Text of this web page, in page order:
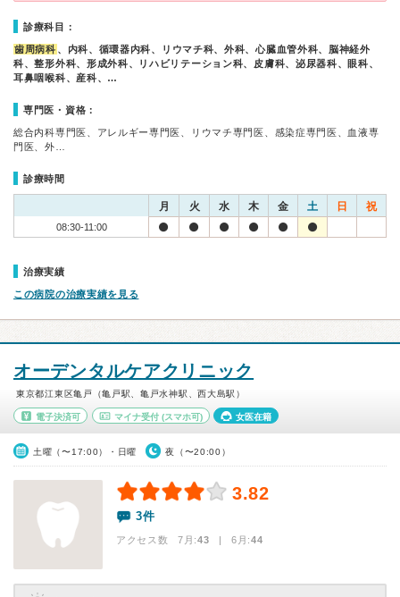
診療科目：
歯周病科 、内科、循環器内科、リウマチ科、外科、心臓血管外科、脳神経外
科、整形外科、形成外科、リハビリテーション科、皮膚科、泌尿器科、眼科、
耳鼻咽喉科、産科、…
専門医・資格：
総合内科専門医、アレルギー専門医、リウマチ専門医、感染症専門医、血液専
門医、外…
診療時間
月 火 水 木 金 土 日 祝
08:30-11:00
治療実績
この病院の治療実績を見る
オーデンタルケアクリニック
東京都江東区亀戸（亀戸駅、亀戸水神駅、西大島駅）
電子決済可 マイナ受付(スマホ可) 女医在籍
土曜（〜17:00）・日曜 夜（〜20:00）
3.82
3件
アクセス数 7月:43 | 6月:44